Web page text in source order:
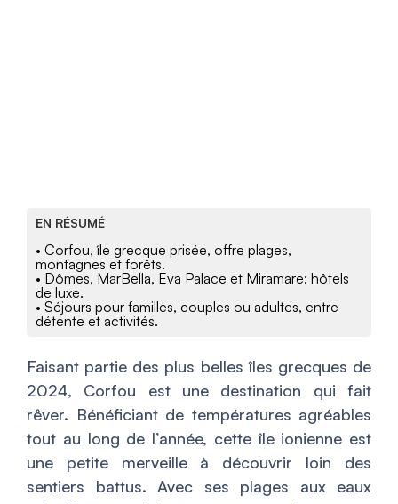
EN RÉSUMÉ
• Corfou, île grecque prisée, offre plages,
montagnes et forêts.
• Dômes, MarBella, Eva Palace et Miramare: hôtels
de luxe.
• Séjours pour familles, couples ou adultes, entre
détente et activités.
Faisant partie des plus belles îles grecques de
2024, Corfou est une destination qui fait
rêver. Bénéficiant de températures agréables
tout au long de l’année, cette île ionienne est
une petite merveille à découvrir loin des
sentiers battus. Avec ses plages aux eaux